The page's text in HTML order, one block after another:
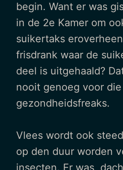
begin. Want er was
in de 2e Kamer om
suikertaks
frisdrank waar de
deel is uitgehaald?
nooit genoeg voor
gezondheidsfreaks.
Vlees wordt ook
op den duur worden
insecten. Er was,